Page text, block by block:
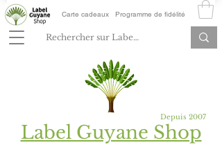
Carte cadeaux Programme de fidélité
Depuis 2007
Label Guyane Shop